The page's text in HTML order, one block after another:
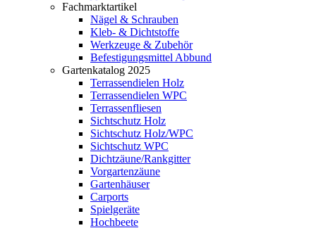
Fachmarktartikel
Nägel & Schrauben
Kleb- & Dichtstoffe
Werkzeuge & Zubehör
Befestigungsmittel Abbund
Gartenkatalog 2025
Terrassendielen Holz
Terrassendielen WPC
Terrassenfliesen
Sichtschutz Holz
Sichtschutz Holz/WPC
Sichtschutz WPC
Dichtzäune/Rankgitter
Vorgartenzäune
Gartenhäuser
Carports
Spielgeräte
Hochbeete